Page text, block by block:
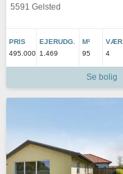
5591 Gelsted
PRIS
495.000
EJERUDG.
1.469
M²
95
VÆR.
4
Se bolig